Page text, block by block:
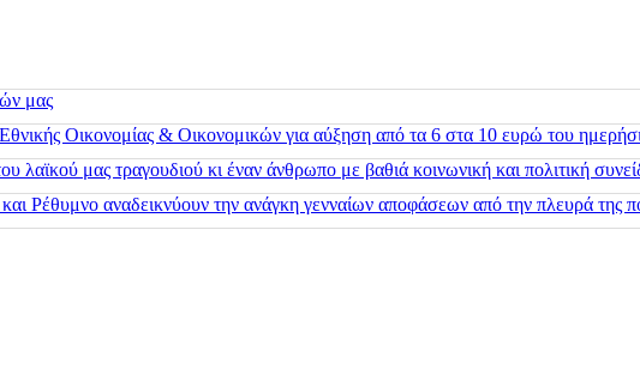
μας
Οικονομίας & Οικονομικών για αύξηση από τα 6 στα 10 ευρώ του
μας τραγουδιού κι έναν άνθρωπο με βαθιά κοινωνική και πολιτική
Ρέθυμνο αναδεικνύουν την ανάγκη γενναίων αποφάσεων από την πλευρά της